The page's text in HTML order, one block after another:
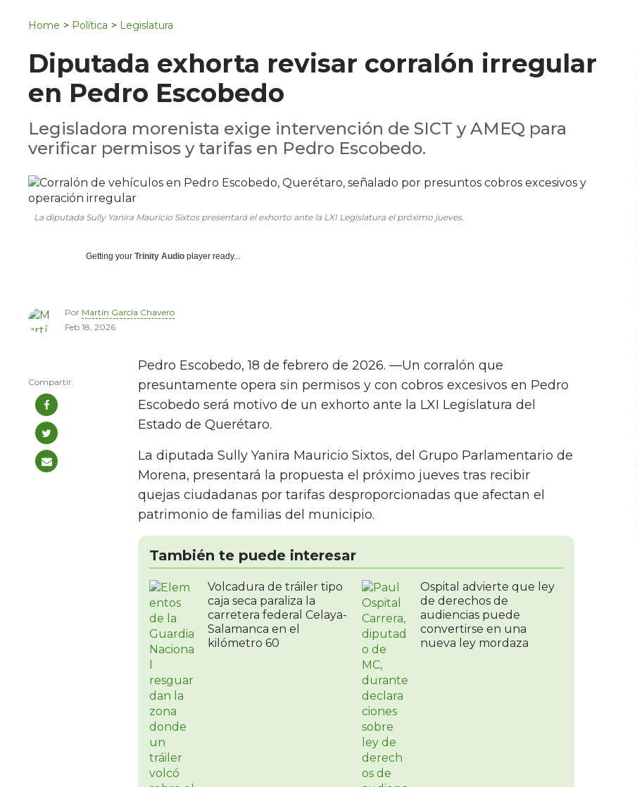
Home > Política > Legislatura
Diputada exhorta revisar corralón irregular
en Pedro Escobedo
Legisladora morenista exige intervención de SICT y AMEQ para
verificar permisos y tarifas en Pedro Escobedo.
La diputada Sully Yanira Mauricio Sixtos presentará el exhorto ante la LXI Legislatura el próximo jueves.
Getting your Trinity Audio player ready...
Por Martín García Chavero
Feb 18, 2026
Pedro Escobedo, 18 de febrero de 2026. —Un corralón que
presuntamente opera sin permisos y con cobros excesivos en Pedro
Escobedo será motivo de un exhorto ante la LXI Legislatura del
Estado de Querétaro.
La diputada Sully Yanira Mauricio Sixtos, del Grupo Parlamentario de
Morena, presentará la propuesta el próximo jueves tras recibir
quejas ciudadanas por tarifas desproporcionadas que afectan el
patrimonio de familias del municipio.
También te puede interesar
Volcadura de tráiler tipo
caja seca paraliza la
carretera federal Celaya-
Salamanca en el
kilómetro 60
Ospital advierte que ley
de derechos de
audiencias puede
convertirse en una
nueva ley mordaza